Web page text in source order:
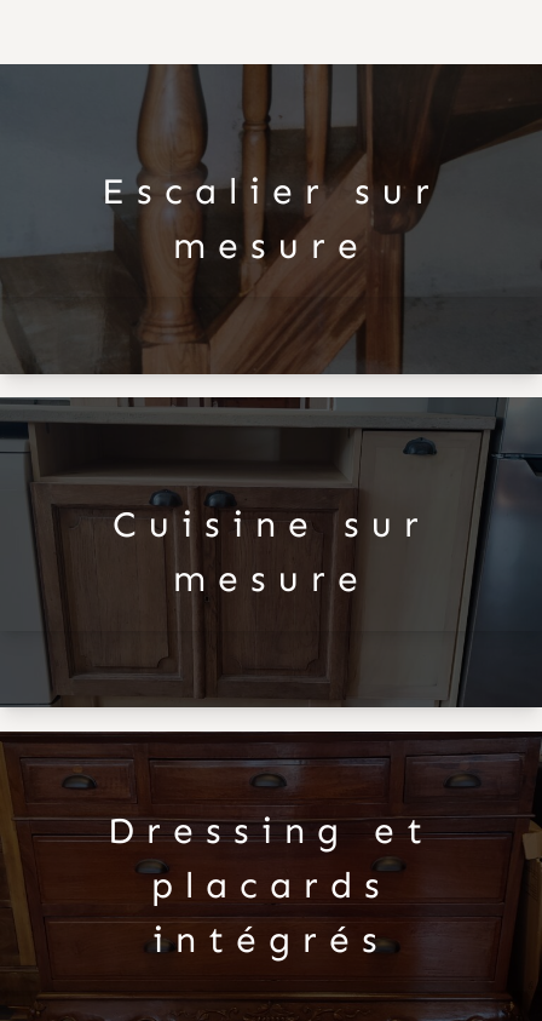
Escalier sur
mesure
Cuisine sur
mesure
Dressing et
placards
intégrés